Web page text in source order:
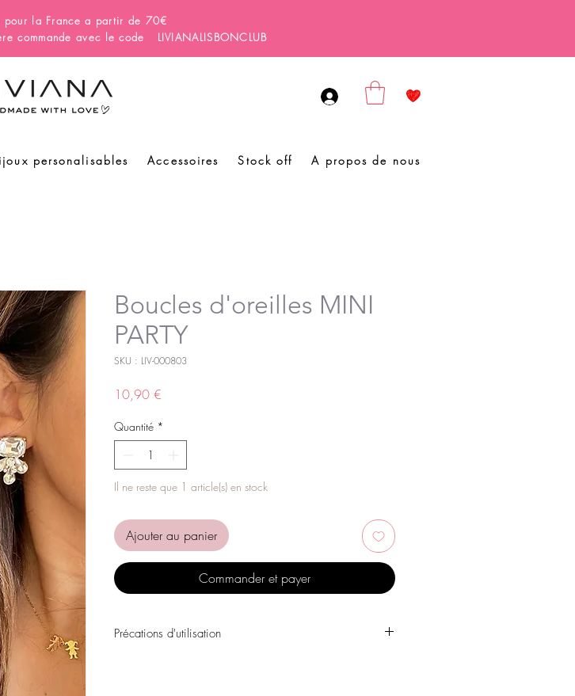
pour la France a partir de 70€
commande avec le code LIVIANALISBONCLUB
personalisables Accessoires Stock off A propos de nous
Boucles d'oreilles MINI
PARTY
SKU : LIV-000803
10,90 €
Quantité *
Il ne reste que 1 article(s) en stock
Ajouter au panier
Commander et payer
Précations d'utilisation